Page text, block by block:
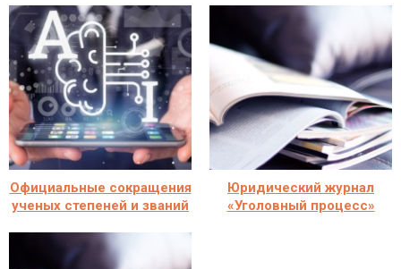
Официальные сокращения
ученых степеней и званий
Юридический журнал
«Уголовный процесс»